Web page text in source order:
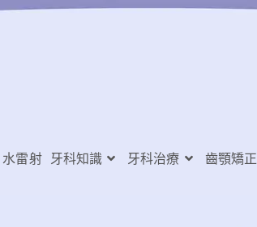
水雷射 牙科知識 牙科治療 齒顎矯正